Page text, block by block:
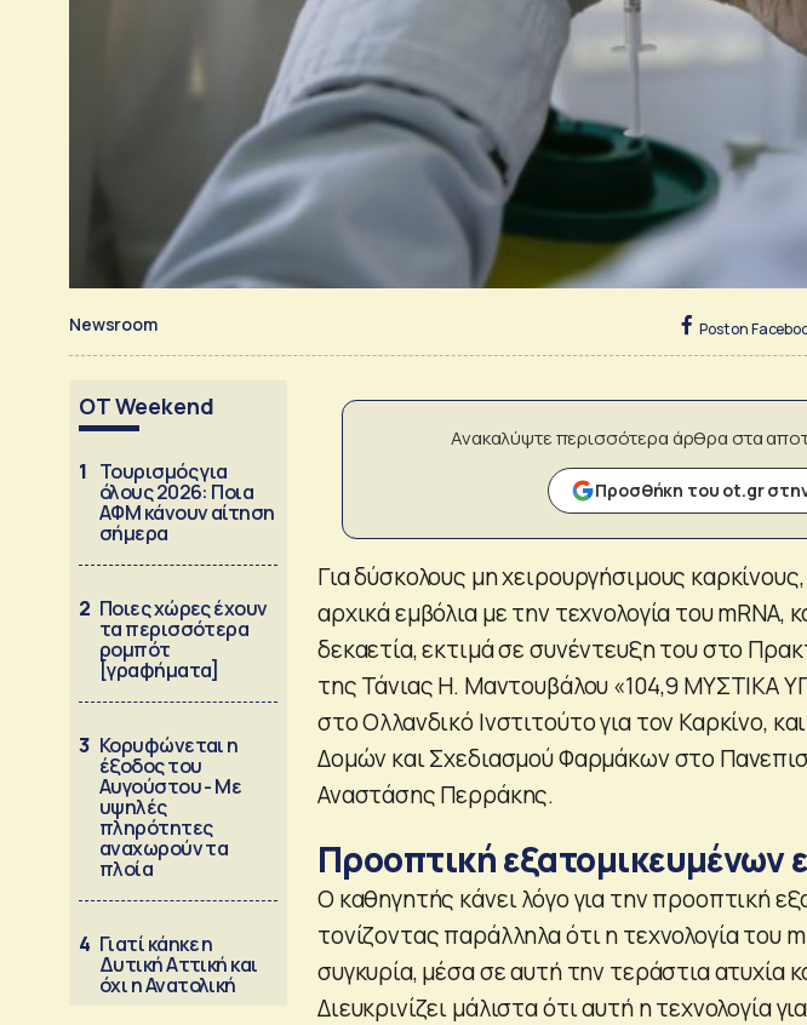
Newsroom Post on
OT Weekend
1 Τουρισμός για
όλους 2026: Ποια
ΑΦΜ κάνουν αίτηση
σήμερα
2 Ποιες χώρες έχουν
τα περισσότερα
ρομπότ
[γραφήματα]
3 Κορυφώνεται η
έξοδος του
Αυγούστου - Με
υψηλές
πληρότητες
αναχωρούν τα
πλοία
4 Γιατί κάηκε η
Δυτική Αττική και
όχι η Ανατολική
Ανακαλύψτε περισσότερα άρθρα στα
Προσθήκη του ot.gr
Για δύσκολους μη χειρουργήσιμους
αρχικά εμβόλια με την τεχνολογία του mRNA,
δεκαετία, εκτιμά σε συνέντευξη του στο
της Τάνιας Η. Μαντουβάλου «104,9 ΜΥΣΤΙΚΑ
στο Ολλανδικό Ινστιτούτο για τον Καρκίνο,
Δομών και Σχεδιασμού Φαρμάκων στο
Αναστάσης Περράκης.
Προοπτική εξατομικευμένων
Ο καθηγητής κάνει λόγο για την προοπτική
τονίζοντας παράλληλα ότι η τεχνολογία του
συγκυρία, μέσα σε αυτή την τεράστια ατυχία
Διευκρινίζει μάλιστα ότι αυτή η τεχνολογία